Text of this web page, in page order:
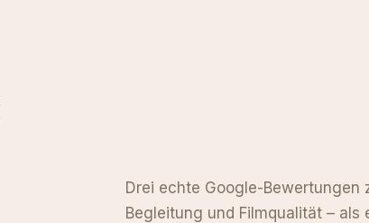
Drei echte Google-Bewertungen
Begleitung und Filmqualität –